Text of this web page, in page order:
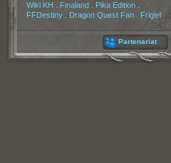
Wiki KH Finaland Pika Edition
FFDestiny
Dragon Quest Fan Frigiel
Partenariat